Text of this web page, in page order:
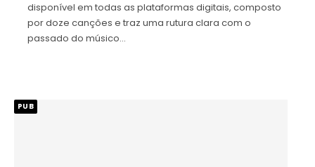
disponível em todas as plataformas digitais, composto
por doze canções e traz uma rutura clara com o
passado do músico…
PUB